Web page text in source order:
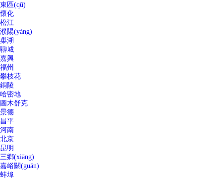
東區(qū)
懷化
松江
濮陽(yáng)
巢湖
聊城
嘉興
福州
攀枝花
銅陵
哈密地
圖木舒克
景德
昌平
河南
北京
昆明
三鄉(xiāng)
嘉峪關(guān)
蚌埠